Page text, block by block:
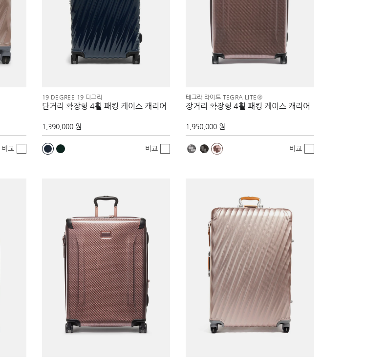
비교
19 DEGREE 19 디그리
단거리 확장형 4휠 패킹 케이스 캐리어
1,390,000 원
비교
테그라 라이트 TEGRA LITE®
장거리 확장형 4휠 패킹 케이스 캐리어
1,950,000 원
비교